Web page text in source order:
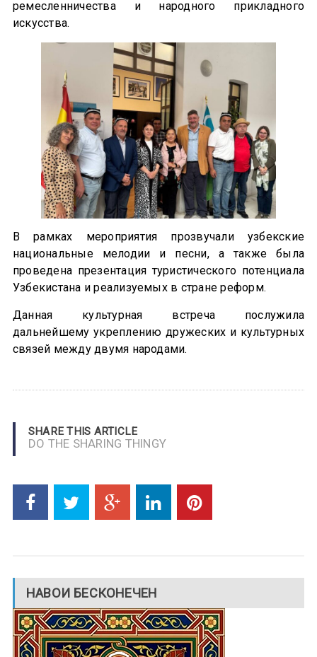
ремесленничества и народного прикладного
искусства.
В рамках мероприятия прозвучали узбекские
национальные мелодии и песни, а также была
проведена презентация туристического потенциала
Узбекистана и реализуемых в стране реформ.
Данная культурная встреча послужила
дальнейшему укреплению дружеских и культурных
связей между двумя народами.
SHARE THIS ARTICLE
DO THE SHARING THINGY
НАВОИ БЕСКОНЕЧЕН